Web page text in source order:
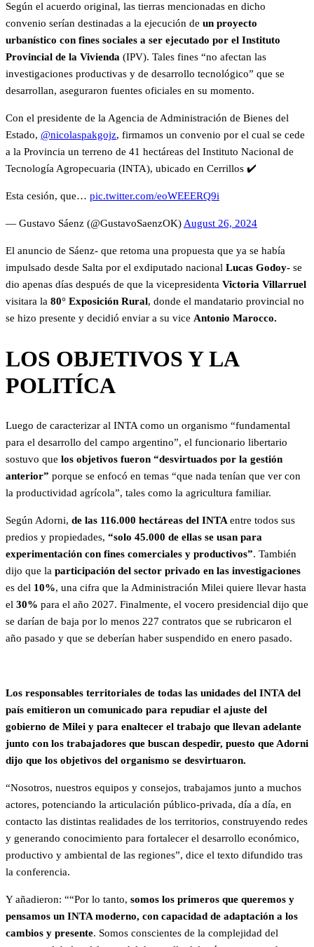
Según el acuerdo original, las tierras mencionadas en dicho
convenio serían destinadas a la ejecución de un proyecto
urbanístico con fines sociales a ser ejecutado por el Instituto
Provincial de la Vivienda (IPV). Tales fines “no afectan las
investigaciones productivas y de desarrollo tecnológico” que se
desarrollan, aseguraron fuentes oficiales en su momento.
Con el presidente de la Agencia de Administración de Bienes del
Estado, @nicolaspakgojz, firmamos un convenio por el cual se cede
a la Provincia un terreno de 41 hectáreas del Instituto Nacional de
Tecnología Agropecuaria (INTA), ubicado en Cerrillos ✔️
Esta cesión, que… pic.twitter.com/eoWEEERQ9i
— Gustavo Sáenz (@GustavoSaenzOK)August 26, 2024
El anuncio de Sáenz- que retoma una propuesta que ya se había
impulsado desde Salta por el exdiputado nacional Lucas Godoy- se
dio apenas días después de que la vicepresidenta Victoria Villarruel
visitara la 80° Exposición Rural, donde el mandatario provincial no
se hizo presente y decidió enviar a su vice Antonio Marocco.
LOS OBJETIVOS Y LA
POLITÍCA
Luego de caracterizar al INTA como un organismo “fundamental
para el desarrollo del campo argentino”, el funcionario libertario
sostuvo que los objetivos fueron “desvirtuados por la gestión
anterior” porque se enfocó en temas “que nada tenían que ver con
la productividad agrícola”, tales como la agricultura familiar.
Según Adorni, de las 116.000 hectáreas del INTAentre todos sus
predios y propiedades, “solo 45.000 de ellas se usan para
experimentación con fines comerciales y productivos”. También
dijo que la participación del sector privado en las investigaciones
es del 10%, una cifra que la Administración Milei quiere llevar hasta
el 30% para el año 2027. Finalmente, el vocero presidencial dijo que
se darían de baja por lo menos 227 contratos que se rubricaron el
año pasado y que se deberían haber suspendido en enero pasado.
Los responsables territoriales de todas las unidades del INTA del
país emitieron un comunicado para repudiar el ajuste del
gobierno de Milei y para enaltecer el trabajo que llevan adelante
junto con los trabajadores que buscan despedir, puesto que Adorni
dijo que los objetivos del organismo se desvirtuaron.
“Nosotros, nuestros equipos y consejos, trabajamos junto a muchos
actores, potenciando la articulación público-privada, día a día, en
contacto las distintas realidades de los territorios, construyendo redes
y generando conocimiento para fortalecer el desarrollo económico,
productivo y ambiental de las regiones”, dice el texto difundido tras
la conferencia.
Y añadieron: ““Por lo tanto, somos los primeros que queremos y
pensamos un INTA moderno, con capacidad de adaptación a los
cambios y presente. Somos conscientes de la complejidad del